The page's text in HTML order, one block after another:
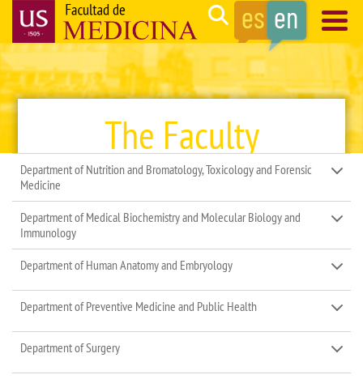
main
content
Search
Navegación
principal
The Faculty
Department of Nutrition and Bromatology, Toxicology and Forensic
Medicine
Department of Medical Biochemistry and Molecular Biology and
Immunology
Department of Human Anatomy and Embryology
Department of Preventive Medicine and Public Health
Department of Surgery